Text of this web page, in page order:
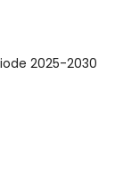
2025-2030